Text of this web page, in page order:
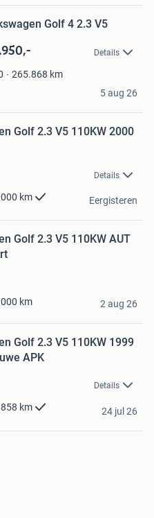
Golf 4 2.3 V5
Details
265.868 km
5 aug 26
Golf 2.3 V5 110KW 2000
Details
km Eergisteren
Golf 2.3 V5 110KW AUT
km 2 aug 26
Golf 2.3 V5 110KW 1999
APK
Details
km 24 jul 26